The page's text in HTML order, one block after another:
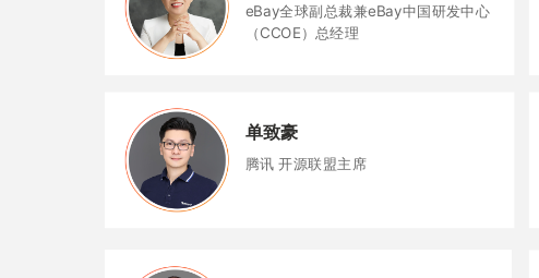
eBay全球副总裁兼eBay中国研发中心
（CCOE）总经理
单致豪
腾讯 开源联盟主席